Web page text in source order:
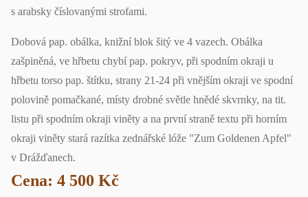
s arabsky číslovanými strofami.
Dobová pap. obálka, knižní blok šitý ve 4 vazech. Obálka
zašpiněná, ve hřbetu chybí pap. pokryv, při spodním okraji u
hřbetu torso pap. štítku, strany 21-24 při vnějším okraji ve spodní
polovině pomačkané, místy drobné světle hnědé skvrnky, na tit.
listu při spodním okraji viněty a na první straně textu při horním
okraji viněty stará razítka zednářské lóže "Zum Goldenen Apfel"
v Drážďanech.
Cena: 4 500 Kč